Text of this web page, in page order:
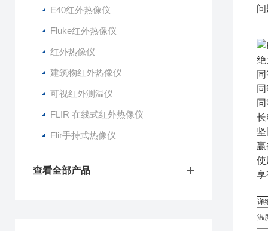
E40红外热像仪
Fluke红外热像仪
红外热像仪
建筑物红外热像仪
可视红外测温仪
FLIR 在线式红外热像仪
Flir手持式热像仪
查看全部产品
绝
长
使
享
详
温